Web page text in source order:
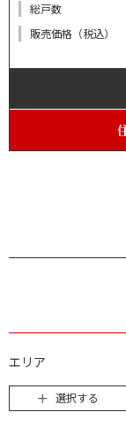
総戸数
販売価格（税込）
エリア
選択する